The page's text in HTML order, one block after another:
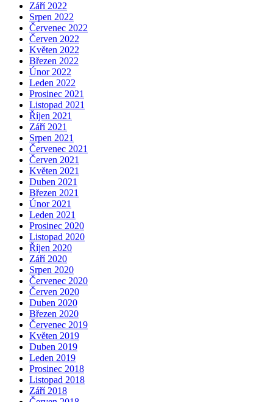
Září 2022
Srpen 2022
Červenec 2022
Červen 2022
Květen 2022
Březen 2022
Únor 2022
Leden 2022
Prosinec 2021
Listopad 2021
Říjen 2021
Září 2021
Srpen 2021
Červenec 2021
Červen 2021
Květen 2021
Duben 2021
Březen 2021
Únor 2021
Leden 2021
Prosinec 2020
Listopad 2020
Říjen 2020
Září 2020
Srpen 2020
Červenec 2020
Červen 2020
Duben 2020
Březen 2020
Červenec 2019
Květen 2019
Duben 2019
Leden 2019
Prosinec 2018
Listopad 2018
Září 2018